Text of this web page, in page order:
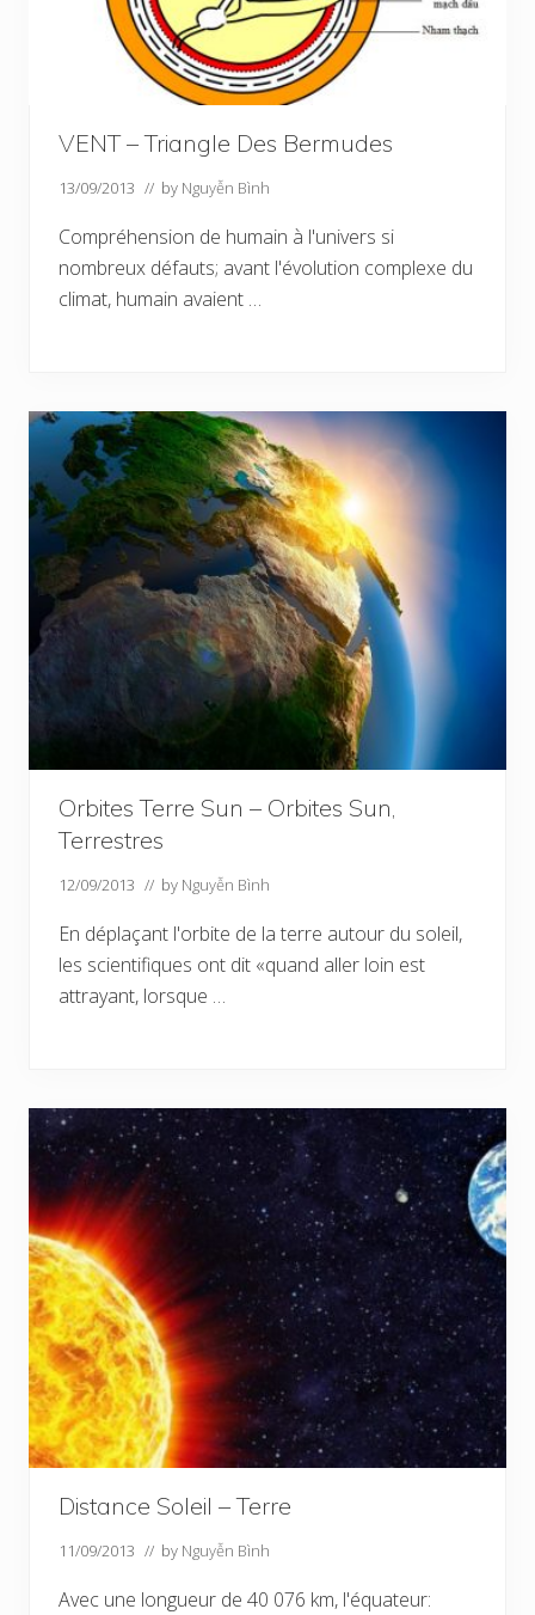
VENT – Triangle Des Bermudes
13/09/2013 // by Nguyễn Bình
Compréhension de humain à l'univers si
nombreux défauts; avant l'évolution complexe du
climat, humain avaient …
Orbites Terre Sun – Orbites Sun,
Terrestres
12/09/2013 // by Nguyễn Bình
En déplaçant l'orbite de la terre autour du soleil,
les scientifiques ont dit «quand aller loin est
attrayant, lorsque …
Distance Soleil – Terre
11/09/2013 // by Nguyễn Bình
Avec une longueur de 40 076 km, l'équateur: